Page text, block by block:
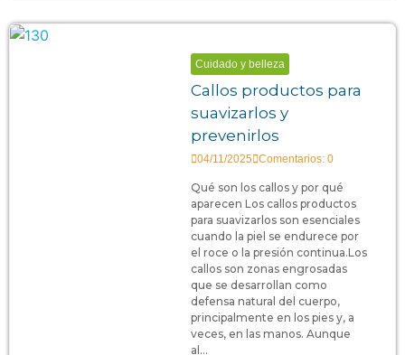
Cuidado y belleza
Callos productos para
suavizarlos y
prevenirlos
04/11/2025 Comentarios: 0
Qué son los callos y por qué
aparecen Los callos productos
para suavizarlos son esenciales
cuando la piel se endurece por
el roce o la presión continua.Los
callos son zonas engrosadas
que se desarrollan como
defensa natural del cuerpo,
principalmente en los pies y, a
veces, en las manos. Aunque
al...